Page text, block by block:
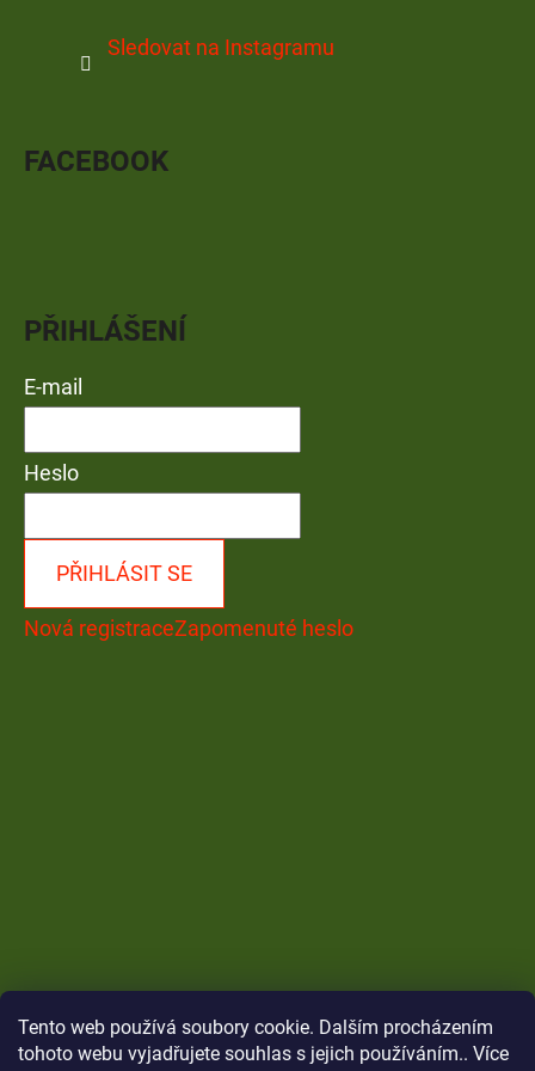
Tento web používá soubory cookie. Dalším procházením
tohoto webu vyjadřujete souhlas s jejich používáním.. Více
Sledovat na Instagramu
FACEBOOK
PŘIHLÁŠENÍ
E-mail
Heslo
PŘIHLÁSIT SE
Nová registraceZapomenuté heslo